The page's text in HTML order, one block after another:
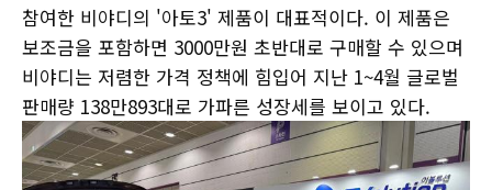
참여한 비야디의 '아토3' 제품이 대표적이다. 이 제품은
보조금을 포함하면 3000만원 초반대로 구매할 수 있으며
비야디는 저렴한 가격 정책에 힘입어 지난 1~4월 글로벌
판매량 138만893대로 가파른 성장세를 보이고 있다.